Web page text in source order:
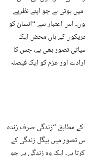
ہوتی ہے جو اپنے نظریے
اس اعتبار سے “انسان کو
کے ہاں محض ایک
تصور بھی ہے، جس کا
اور عزم کو ایک فیصلہ
جرمن فلسفی Georg Wilhelm Friedrich Hegel کے مطابق “زندگی صرف زندہ
اس تصور میں ہیگل زندگی کے
ہے۔ ایک وہ زندگی ہے جو